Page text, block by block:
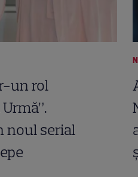
un rol
noul serial